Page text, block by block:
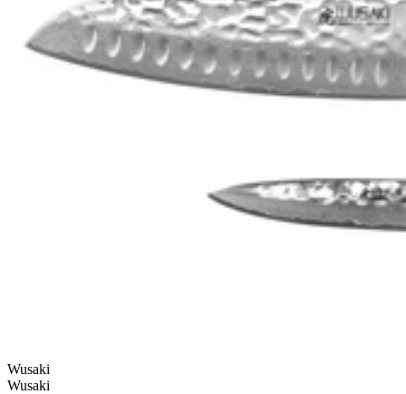
Wusaki
Wusaki